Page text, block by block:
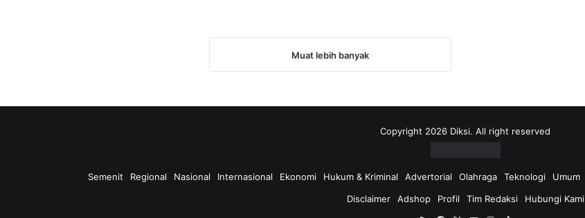
Muat lebih banyak
Copyright 2026 Diksi. All right reserved
Semenit Regional Nasional Internasional Ekonomi Hukum & Kriminal Advertorial Olahraga Teknologi Umum
Disclaimer
Adshop Profil Tim Redaksi
Hubungi Kami